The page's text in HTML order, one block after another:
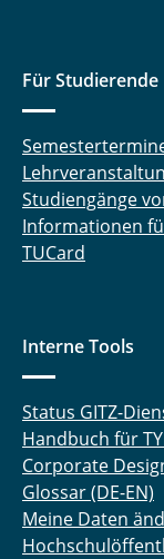
Für Studierende
Studiengänge
Informationen
TUCard
Interne Tools
Status GITZ-
Handbuch für
Corporate
Glossar (DE-EN)
Meine Daten